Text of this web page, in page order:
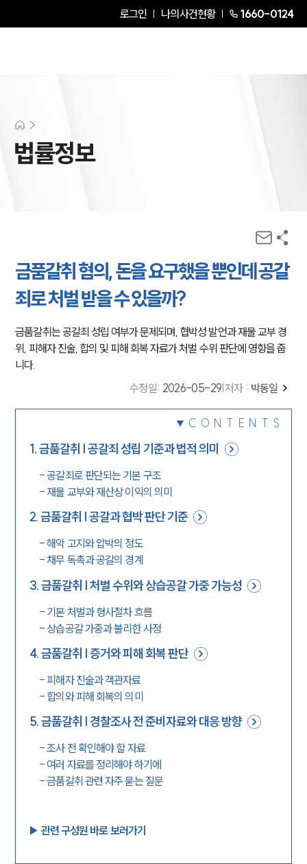
로그인 나의사건현황 1660-0124
법률정보
금품갈취 혐의, 돈을 요구했을 뿐인데 공갈
죄로 처벌 받을 수 있을까?
금품갈취는 공갈죄 성립 여부가 문제되며, 협박성 발언과 재물 교부 경
위, 피해자 진술, 합의 및 피해 회복 자료가 처벌 수위 판단에 영향을 줍
니다.
수정일: 2026-05-29 저자 : 박동일
CONTENTS
1.금품갈취 | 공갈죄 성립 기준과 법적 의미
-공갈죄로 판단되는 기본 구조
- 재물 교부와 재산상 이익의 의미
2.금품갈취 | 공갈과 협박 판단 기준
-해악 고지와 압박의 정도
- 채무 독촉과 공갈의 경계
3.금품갈취 | 처벌 수위와 상습공갈 가중 가능성
- 기본 처벌과 형사절차 흐름
- 상습공갈 가중과 불리한 사정
4.금품갈취 | 증거와 피해 회복 판단
- 피해자 진술과 객관자료
- 합의와 피해 회복의 의미
5.금품갈취 | 경찰조사 전 준비자료와 대응 방향
-조사 전 확인해야 할 자료
- 여러 자료를 정리해야 하기에
-금품갈취 관련 자주 묻는 질문
▶︎ 관련 구성원 바로 보러가기